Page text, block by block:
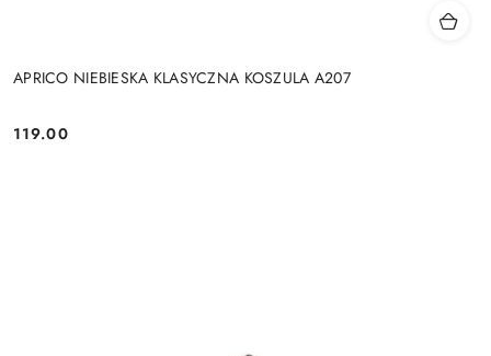
APRICO NIEBIESKA KLASYCZNA KOSZULA A207
Cena:
119.00